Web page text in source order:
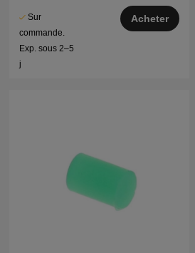
Sur
commande.
Exp. sous 2–5
j
Acheter